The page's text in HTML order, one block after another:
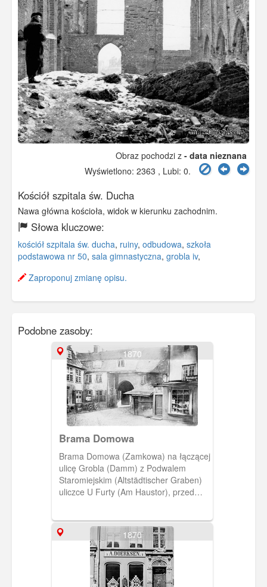
Obraz pochodzi z - data nieznana
Wyświetlono: 2363 , Lubi: 0.
Kościół szpitala św. Ducha
Nawa główna kościoła, widok w kierunku zachodnim.
Słowa kluczowe:
kościół szpitala św. ducha, ruiny, odbudowa, szkoła
podstawowa nr 50, sala gimnastyczna, grobla iv,
Zaproponuj zmianę opisu.
Podobne zasoby:
1870
Brama Domowa
Brama Domowa (Zamkowa) na łączącej
ulicę Grobla (Damm) z Podwalem
Staromiejskim (Altstädtischer Graben)
uliczce U Furty (Am Haustor), przed
1870